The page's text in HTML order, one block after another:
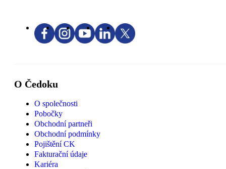
O Čedoku
O společnosti
Pobočky
Obchodní partneři
Obchodní podmínky
Pojištění CK
Fakturační údaje
Kariéra